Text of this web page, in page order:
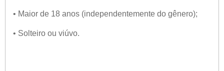
• Maior de 18 anos (independentemente do gênero);
• Solteiro ou viúvo.